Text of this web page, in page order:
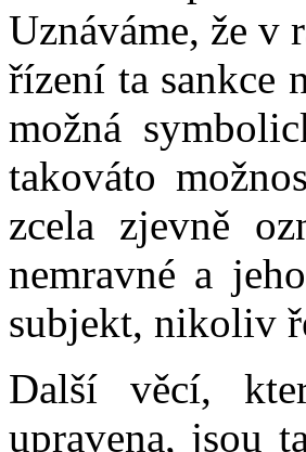
Uznáváme, že v
řízení ta sankce
možná
takováto
zcela zjevně
nemravné a
subjekt, nikoliv
Další věcí,
upravena, jsou